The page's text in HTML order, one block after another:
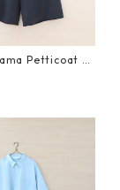
Petticoat P